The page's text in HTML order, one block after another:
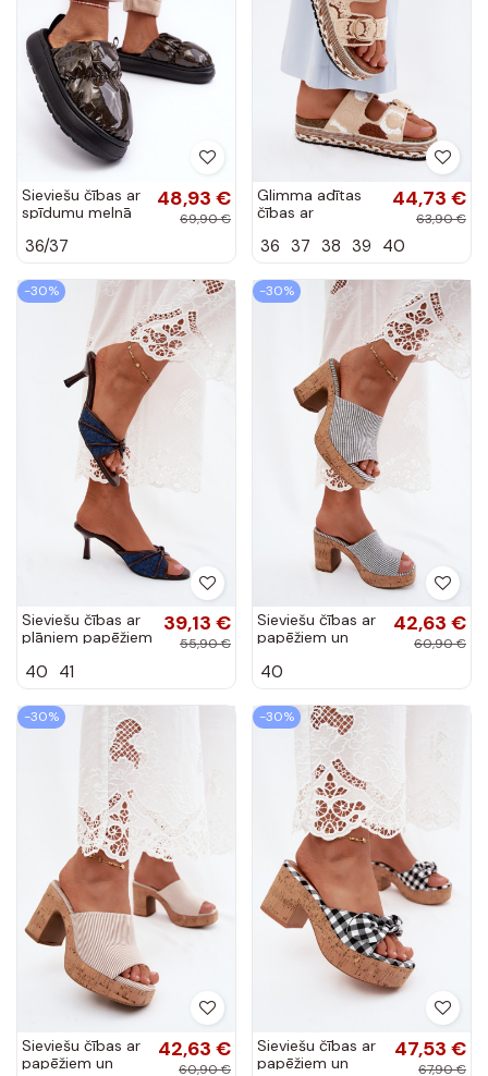
Sieviešu čības ar
spīdumu melnā
MM274130
48,93 €
69,90 €
36/37
Glimma adītas
čības ar
sprādzēm smilšu
44,73 €
63,90 €
36 37 38 39 40
-30%
Sieviešu čības ar
plāniem papēžiem
Orchidia
39,13 €
55,90 €
40 41
-30%
Sieviešu čības ar
papēžiem un
krāsā Poplina
42,63 €
60,90 €
40
-30%
Sieviešu čības ar
papēžiem un
42,63 €
60,90 €
-30%
Sieviešu čības ar
papēžiem un
47,53 €
67,90 €